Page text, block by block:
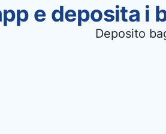
e deposita i
Deposito